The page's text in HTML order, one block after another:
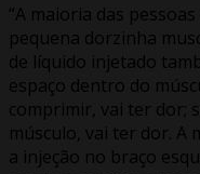
“A maioria das
pequena dorzinha
de líquido injetado
espaço dentro do
comprimir, vai ter dor;
músculo, vai ter dor. A
a injeção no braço